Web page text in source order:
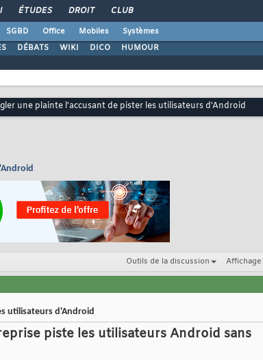
ÉTUDES DROIT CLUB
SGBD Office Mobiles
Systèmes
DÉBATS WIKI DICO HUMOUR
une plainte l'accusant de pister les utilisateurs d'Android
Outils de la discussion Affichage
utilisateurs d'Android
piste les utilisateurs Android sans